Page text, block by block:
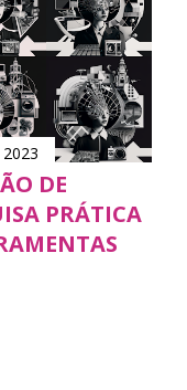
DE
PRÁTICA